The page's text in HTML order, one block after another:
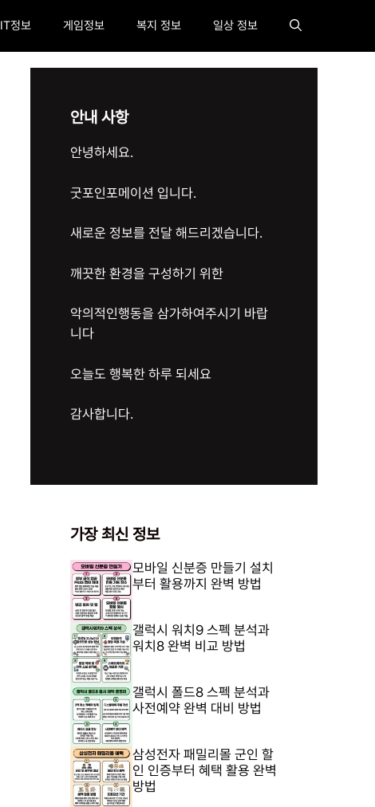
IT정보 게임정보 복지 정보 일상 정보
안내 사항
안녕하세요.
굿포인포메이션 입니다.
새로운 정보를 전달 해드리겠습니다.
깨끗한 환경을 구성하기 위한
악의적인행동을 삼가하여주시기 바랍
니다
오늘도 행복한 하루 되세요
감사합니다.
가장 최신 정보
모바일 신분증 만들기 설치
부터 활용까지 완벽 방법
갤럭시 워치9 스펙 분석과
워치8 완벽 비교 방법
갤럭시 폴드8 스펙 분석과
사전예약 완벽 대비 방법
삼성전자 패밀리몰 군인 할
인 인증부터 혜택 활용 완벽
방법